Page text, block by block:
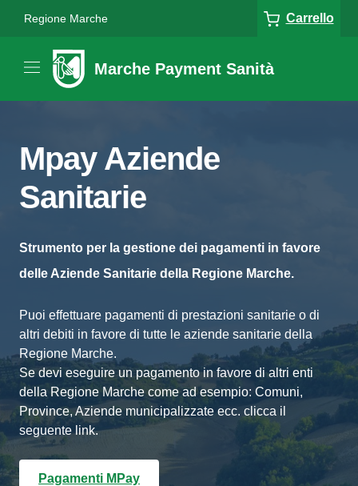
Regione Marche Carrello
Marche Payment Sanità
Mpay Aziende
Sanitarie
Strumento per la gestione dei pagamenti in favore
delle Aziende Sanitarie della Regione Marche.
Puoi effettuare pagamenti di prestazioni sanitarie o di
altri debiti in favore di tutte le aziende sanitarie della
Regione Marche.
Se devi eseguire un pagamento in favore di altri enti
della Regione Marche come ad esempio: Comuni,
Province, Aziende municipalizzate ecc. clicca il
seguente link.
Pagamenti MPay